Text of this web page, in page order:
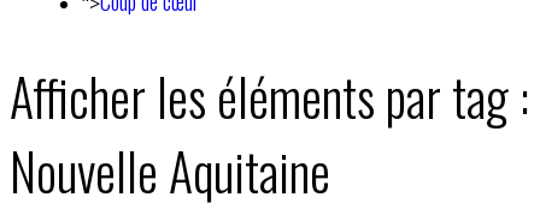
Afficher les éléments par tag :
Nouvelle Aquitaine